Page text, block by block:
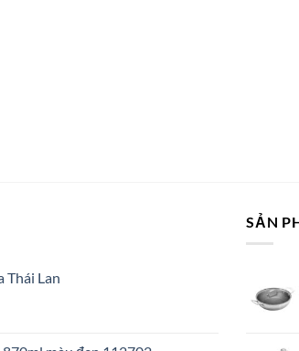
Thái Lan
SẢN